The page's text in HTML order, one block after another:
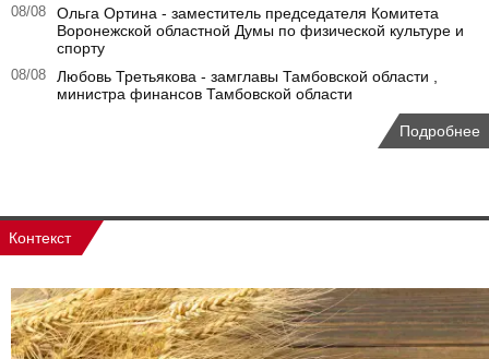
08/08
Ольга Ортина - заместитель председателя Комитета
Воронежской областной Думы по физической культуре и
спорту
08/08
Любовь Третьякова - замглавы Тамбовской области ,
министра финансов Тамбовской области
Подробнее
Контекст